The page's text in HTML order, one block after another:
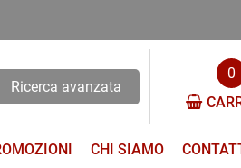
Ricerca avanzata
0
CHI SIAMO